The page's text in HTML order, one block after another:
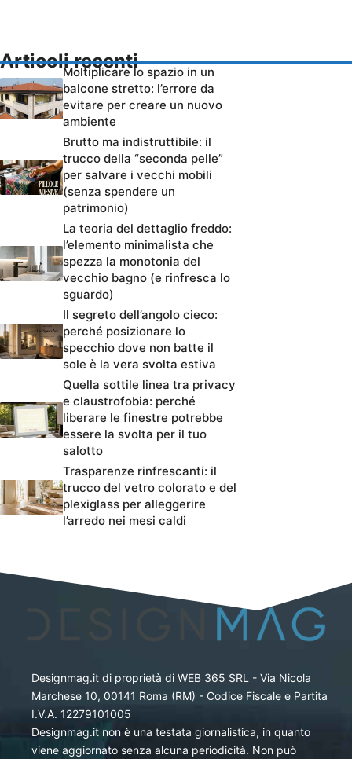
Articoli recenti
Moltiplicare lo spazio in un
balcone stretto: l’errore da
evitare per creare un nuovo
ambiente
Brutto ma indistruttibile: il
trucco della “seconda pelle”
per salvare i vecchi mobili
(senza spendere un
patrimonio)
La teoria del dettaglio freddo:
l’elemento minimalista che
spezza la monotonia del
vecchio bagno (e rinfresca lo
sguardo)
Il segreto dell’angolo cieco:
perché posizionare lo
specchio dove non batte il
sole è la vera svolta estiva
Quella sottile linea tra privacy
e claustrofobia: perché
liberare le finestre potrebbe
essere la svolta per il tuo
salotto
Trasparenze rinfrescanti: il
trucco del vetro colorato e del
plexiglass per alleggerire
l’arredo nei mesi caldi
Designmag.it di proprietà di WEB 365 SRL - Via Nicola
Marchese 10, 00141 Roma (RM) - Codice Fiscale e Partita
I.V.A. 12279101005
Designmag.it non è una testata giornalistica, in quanto
viene aggiornato senza alcuna periodicità. Non può